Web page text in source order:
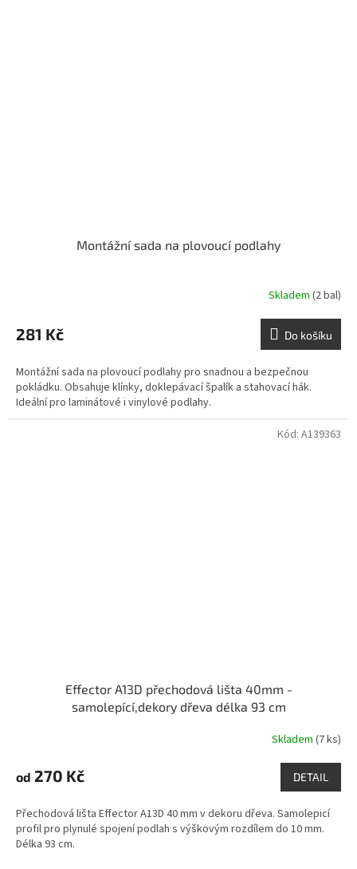
Montážní sada na plovoucí podlahy
Skladem (2 bal)
281 Kč Do košíku
Montážní sada na plovoucí podlahy pro snadnou a bezpečnou
pokládku. Obsahuje klínky, doklepávací špalík a stahovací hák.
Ideální pro laminátové i vinylové podlahy.
Effector A13D přechodová lišta 40mm -
samolepící,dekory dřeva délka 93 cm
Skladem (7 ks)
od 270 Kč DETAIL
Přechodová lišta Effector A13D 40 mm v dekoru dřeva. Samolepicí
profil pro plynulé spojení podlah s výškovým rozdílem do 10 mm.
Délka 93 cm.
Kód: A139363